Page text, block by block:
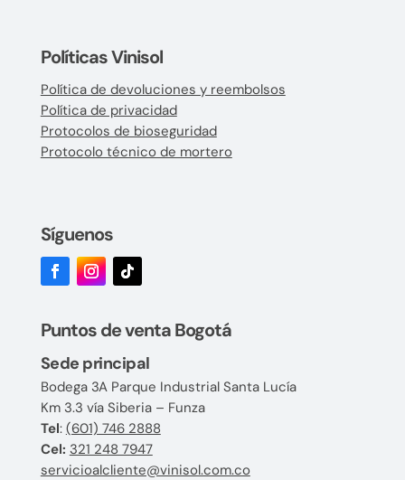
Políticas Vinisol
Política de devoluciones y reembolsos
Política de privacidad
Protocolos de bioseguridad
Protocolo técnico de mortero
Síguenos
Puntos de venta Bogotá
Sede principal
Bodega 3A Parque Industrial Santa Lucía
Km 3.3 vía Siberia – Funza
Tel: (601) 746 2888
Cel: 321 248 7947
servicioalcliente@vinisol.com.co